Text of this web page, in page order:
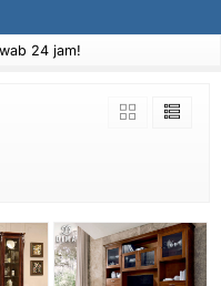
24 jam!